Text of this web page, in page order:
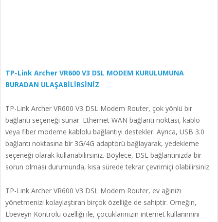
TP-Link Archer VR600 V3 DSL MODEM KURULUMUNA
BURADAN ULAŞABİLİRSİNİZ
TP-Link Archer VR600 V3 DSL Modem Router, çok yönlü bir
bağlantı seçeneği sunar. Ethernet WAN bağlantı noktası, kablo
veya fiber modeme kablolu bağlantıyı destekler. Ayrıca, USB 3.0
bağlantı noktasına bir 3G/4G adaptörü bağlayarak, yedekleme
seçeneği olarak kullanabilirsiniz. Böylece, DSL bağlantınızda bir
sorun olması durumunda, kısa sürede tekrar çevrimiçi olabilirsiniz.
TP-Link Archer VR600 V3 DSL Modem Router, ev ağınızı
yönetmenizi kolaylaştıran birçok özelliğe de sahiptir. Örneğin,
Ebeveyn Kontrolü özelliği ile, çocuklarınızın internet kullanımını